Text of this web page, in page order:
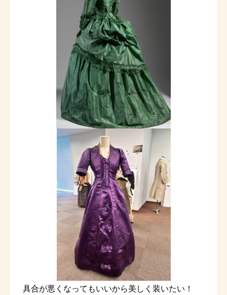
具合が悪くなってもいいから美しく装いたい！